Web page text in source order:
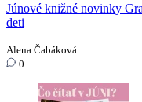
Júnové knižné novinky
deti
Alena Čabáková
0